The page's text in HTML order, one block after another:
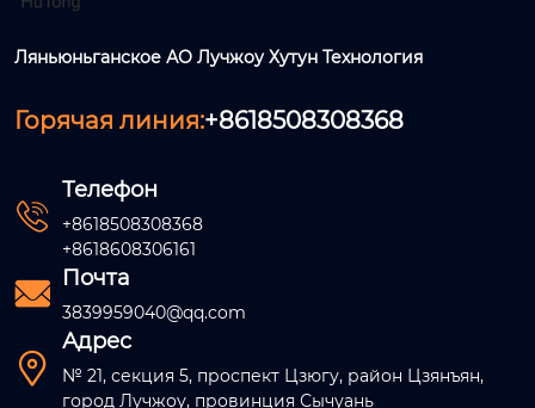
Ляньюньганское АО Лучжоу Хутун Технология
Горячая линия:+8618508308368

Телефон
+8618508308368
+8618608306161
 Почта
3839959040@qq.com

Адрес
№ 21, секция 5, проспект Цзюгу, район Цзянъян,
город Лучжоу, провинция Сычуань